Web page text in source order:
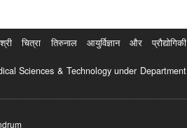
तिरुनाल आयुर्विज्ञान और प्रौद्योगिकी
Sciences & Technology under Department